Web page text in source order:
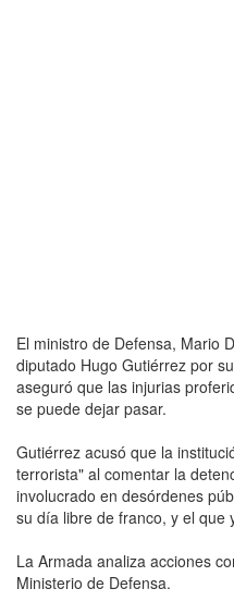
El ministro de Defensa, Mario
diputado Hugo Gutiérrez por
aseguró que las injurias
se puede dejar pasar.
Gutiérrez acusó que la
terrorista" al comentar la
involucrado en desórdenes
su día libre de franco, y el que
La Armada analiza acciones
Ministerio de Defensa.